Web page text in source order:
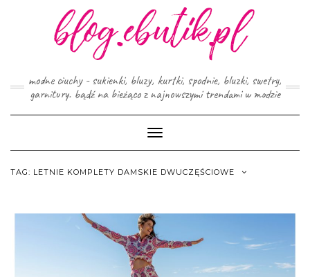
modne ciuchy - sukienki, bluzy, kurtki, spodnie, bluzki, swetry,
garnitury. bądź na bieżąco z najnowszymi trendami w modzie
Toggle
Navigation
TAG: LETNIE KOMPLETY DAMSKIE DWUCZĘŚCIOWE